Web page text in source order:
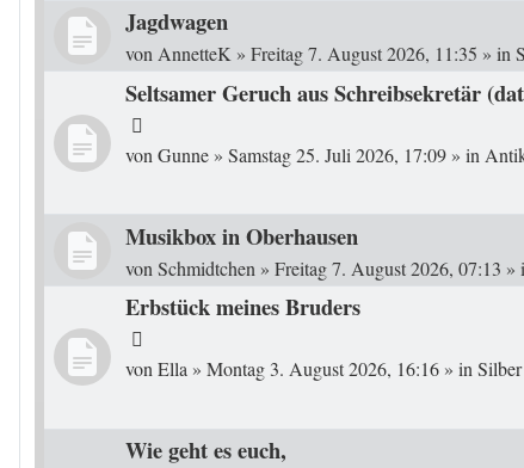
Jagdwagen
von AnnetteK » Freitag 7. August 2026, 11:35 » in
Seltsamer Geruch aus Schreibsekretär
von Gunne » Samstag 25. Juli 2026, 17:09 » in
Musikbox in Oberhausen
von Schmidtchen » Freitag 7. August 2026, 07:13 »
Erbstück meines Bruders
vonElla » Montag 3. August 2026, 16:16 » in
Wie geht es euch,